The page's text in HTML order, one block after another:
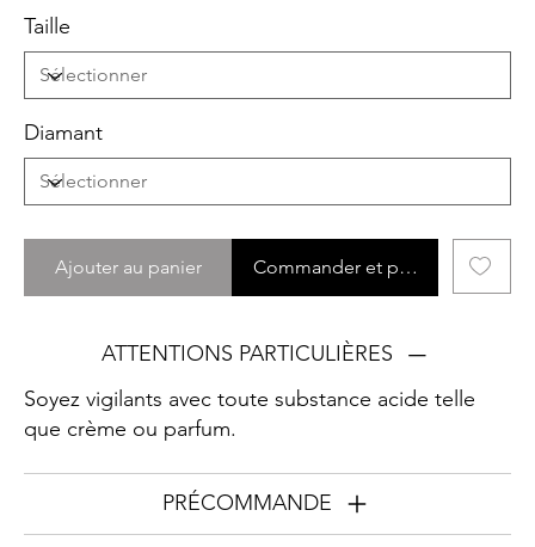
Taille
Diamant
Ajouter au panier Commander et payer
ATTENTIONS PARTICULIÈRES
Soyez vigilants avec toute substance acide telle
que crème ou parfum.
PRÉCOMMANDE